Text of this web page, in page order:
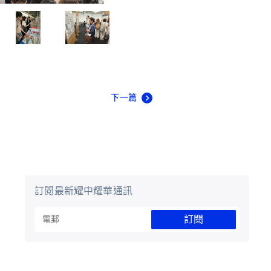
下一篇
訂閱最新耀中耀華通訊
訂閱